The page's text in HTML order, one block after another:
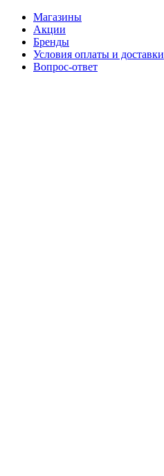
Магазины
Акции
Бренды
Условия оплаты и доставки
Вопрос-ответ